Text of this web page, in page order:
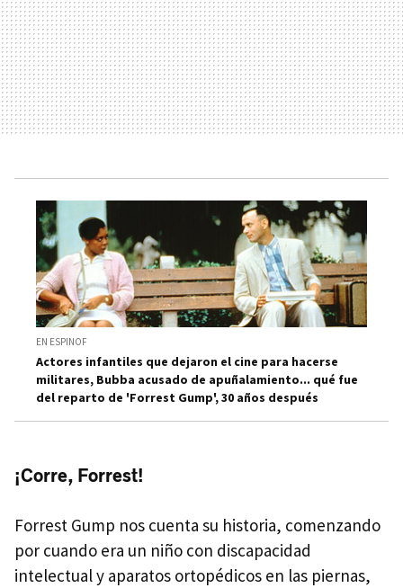
EN ESPINOF
Actores infantiles que dejaron el cine para hacerse
militares, Bubba acusado de apuñalamiento... qué fue
del reparto de 'Forrest Gump', 30 años después
¡Corre, Forrest!
Forrest Gump nos cuenta su historia, comenzando
por cuando era un niño con discapacidad
intelectual y aparatos ortopédicos en las piernas,